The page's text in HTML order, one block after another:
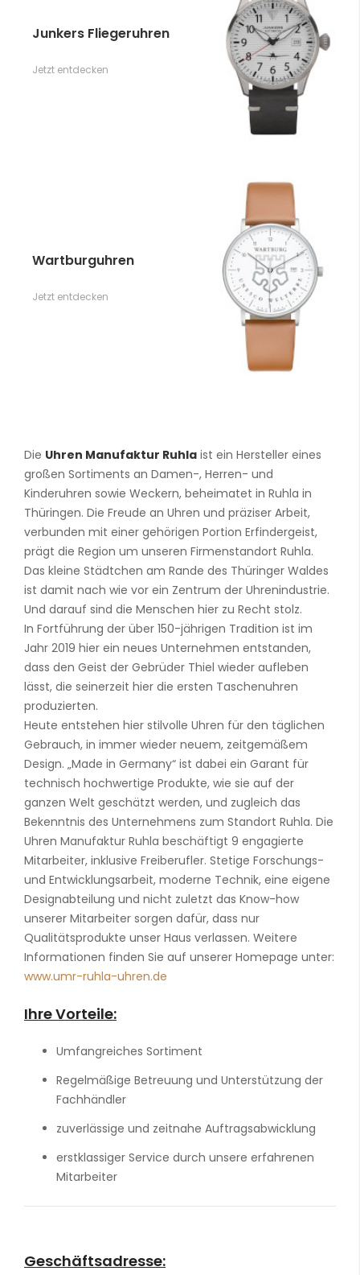
Junkers Fliegeruhren
Jetzt entdecken
Wartburguhren
Jetzt entdecken
Die Uhren Manufaktur Ruhla ist ein Hersteller eines
großen Sortiments an Damen-, Herren- und
Kinderuhren sowie Weckern, beheimatet in Ruhla in
Thüringen. Die Freude an Uhren und präziser Arbeit,
verbunden mit einer gehörigen Portion Erfindergeist,
prägt die Region um unseren Firmenstandort Ruhla.
Das kleine Städtchen am Rande des Thüringer Waldes
ist damit nach wie vor ein Zentrum der Uhrenindustrie.
Und darauf sind die Menschen hier zu Recht stolz.
In Fortführung der über 150-jährigen Tradition ist im
Jahr 2019 hier ein neues Unternehmen entstanden,
dass den Geist der Gebrüder Thiel wieder aufleben
lässt, die seinerzeit hier die ersten Taschenuhren
produzierten.
Heute entstehen hier stilvolle Uhren für den täglichen
Gebrauch, in immer wieder neuem, zeitgemäßem
Design. „Made in Germany“ ist dabei ein Garant für
technisch hochwertige Produkte, wie sie auf der
ganzen Welt geschätzt werden, und zugleich das
Bekenntnis des Unternehmens zum Standort Ruhla. Die
Uhren Manufaktur Ruhla beschäftigt 9 engagierte
Mitarbeiter, inklusive Freiberufler. Stetige Forschungs-
und Entwicklungsarbeit, moderne Technik, eine eigene
Designabteilung und nicht zuletzt das Know-how
unserer Mitarbeiter sorgen dafür, dass nur
Qualitätsprodukte unser Haus verlassen. Weitere
Informationen finden Sie auf unserer Homepage unter:
www.umr-ruhla-uhren.de
Ihre Vorteile:
Umfangreiches Sortiment
Regelmäßige Betreuung und Unterstützung der
Fachhändler
zuverlässige und zeitnahe Auftragsabwicklung
erstklassiger Service durch unsere erfahrenen
Mitarbeiter
Geschäftsadresse: